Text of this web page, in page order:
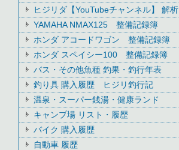
ヒジリダ【YouTubeチャンネル】 解析
YAMAHA NMAX125 整備記録簿
ホンダ アコードワゴン 整備記録簿
ホンダ スペイシー100 整備記録簿
バス・その他魚種 釣果・釣行年表
釣り具 購入履歴 ヒジリ釣行記
温泉・スーパー銭湯・健康ランド
キャンプ場 リスト・履歴
バイク 購入履歴
自動車 履歴